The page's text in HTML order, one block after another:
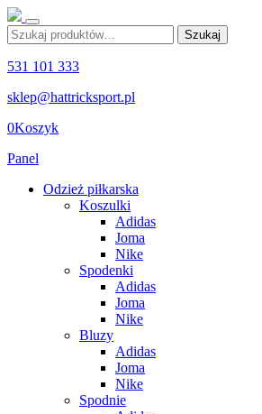
Szukaj: Szukaj
531 101 333
sklep@hattricksport.pl
0Koszyk
Panel
Odzież piłkarska
Koszulki
Adidas
Joma
Nike
Spodenki
Adidas
Joma
Nike
Bluzy
Adidas
Joma
Nike
Spodnie